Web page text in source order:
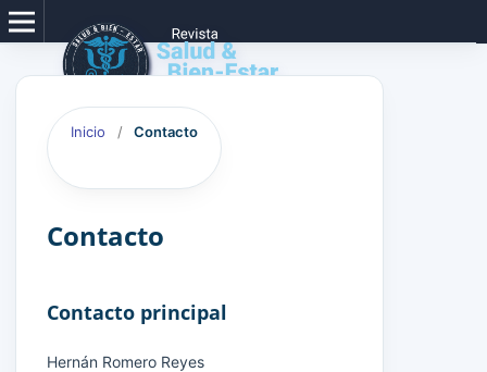
Inicio / Contacto
Contacto
Contacto principal
Hernán Romero Reyes